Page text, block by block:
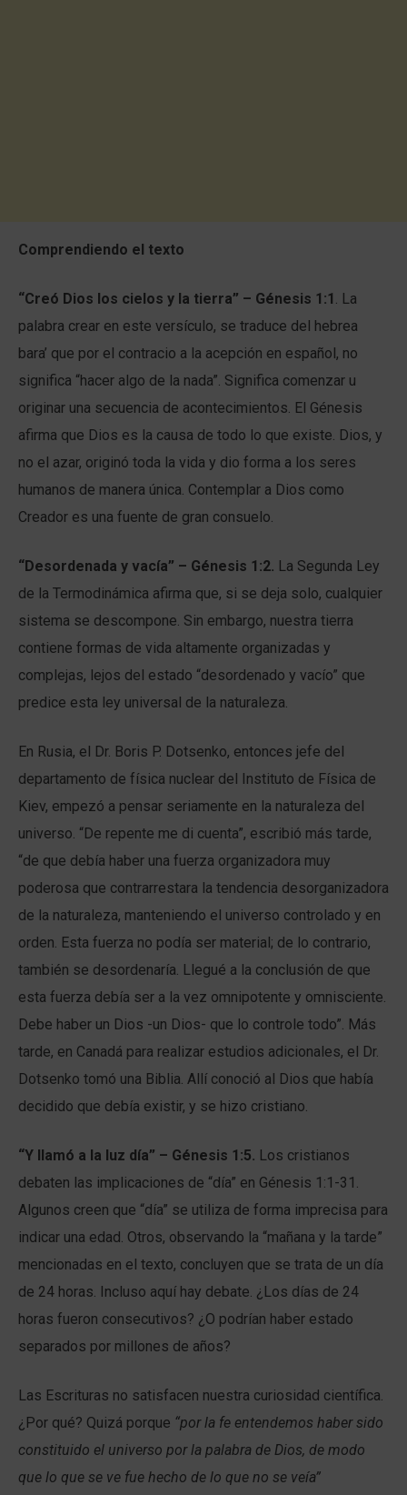
Comprendiendo el texto
“Creó Dios los cielos y la tierra” – Génesis 1:1 . La
palabra crear en este versículo, se traduce del hebrea
bara’ que por el contracio a la acepción en español, no
significa “hacer algo de la nada”. Significa comenzar u
originar una secuencia de acontecimientos. El Génesis
afirma que Dios es la causa de todo lo que existe. Dios, y
no el azar, originó toda la vida y dio forma a los seres
humanos de manera única. Contemplar a Dios como
Creador es una fuente de gran consuelo.
“Desordenada y vacía” – Génesis 1:2. La Segunda Ley
de la Termodinámica afirma que, si se deja solo, cualquier
sistema se descompone. Sin embargo, nuestra tierra
contiene formas de vida altamente organizadas y
complejas, lejos del estado “desordenado y vacío” que
predice esta ley universal de la naturaleza.
En Rusia, el Dr. Boris P. Dotsenko, entonces jefe del
departamento de física nuclear del Instituto de Física de
Kiev, empezó a pensar seriamente en la naturaleza del
universo. “De repente me di cuenta”, escribió más tarde,
“de que debía haber una fuerza organizadora muy
poderosa que contrarrestara la tendencia desorganizadora
de la naturaleza, manteniendo el universo controlado y en
orden. Esta fuerza no podía ser material; de lo contrario,
también se desordenaría. Llegué a la conclusión de que
esta fuerza debía ser a la vez omnipotente y omnisciente.
Debe haber un Dios -un Dios- que lo controle todo”. Más
tarde, en Canadá para realizar estudios adicionales, el Dr.
Dotsenko tomó una Biblia. Allí conoció al Dios que había
decidido que debía existir, y se hizo cristiano.
“Y llamó a la luz día” – Génesis 1:5. Los cristianos
debaten las implicaciones de “día” en Génesis 1:1-31.
Algunos creen que “día” se utiliza de forma imprecisa para
indicar una edad. Otros, observando la “mañana y la tarde”
mencionadas en el texto, concluyen que se trata de un día
de 24 horas. Incluso aquí hay debate. ¿Los días de 24
horas fueron consecutivos? ¿O podrían haber estado
separados por millones de años?
Las Escrituras no satisfacen nuestra curiosidad científica.
¿Por qué? Quizá porque “por la fe entendemos haber sido
constituido el universo por la palabra de Dios, de modo
que lo que se ve fue hecho de lo que no se veía”